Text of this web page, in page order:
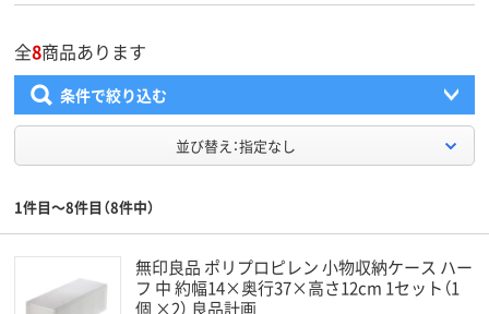
全8商品あります
条件で絞り込む
並び替え：指定なし
1件目～8件目（8件中）
無印良品 ポリプロピレン 小物収納ケース ハー
フ 中 約幅14×奥行37×高さ12cm 1セット（1
個 ×2） 良品計画